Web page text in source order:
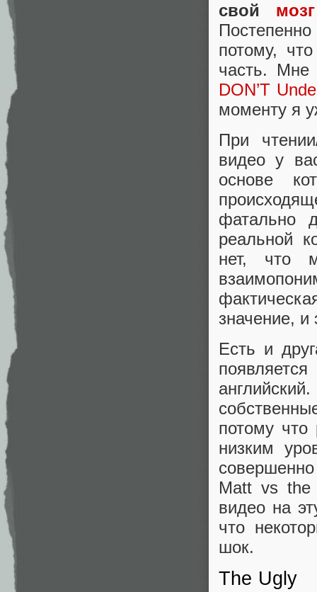
свой мозг
потому,
часть.
DON’T
моменту я
При
видео у
основе
фатально
реальной
нет, что
значение,
Есть и
потому
низким
Matt vs the
видео на
что
шок.
The Ugly